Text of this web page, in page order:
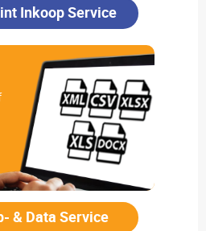
Inkoop Service
& Data Service